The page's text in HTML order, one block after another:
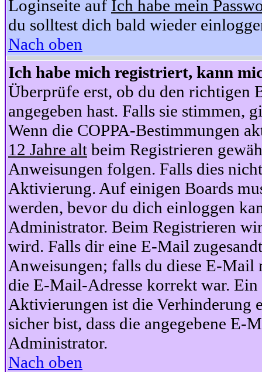
Loginseite auf Ich habe mein
du solltest dich bald wieder
Nach oben
Ich habe mich registriert, kann
Überprüfe erst, ob du den richtigen
angegeben hast. Falls sie stimmen,
Wenn die COPPA-Bestimmungen
12 Jahre alt beim Registrieren
Anweisungen folgen. Falls dies
Aktivierung. Auf einigen Boards
werden, bevor du dich einloggen
Administrator. Beim Registrieren
wird. Falls dir eine E-Mail
Anweisungen; falls du diese E-Mail
die E-Mail-Adresse korrekt war.
Aktivierungen ist die Verhinderung
sicher bist, dass die angegebene
Administrator.
Nach oben